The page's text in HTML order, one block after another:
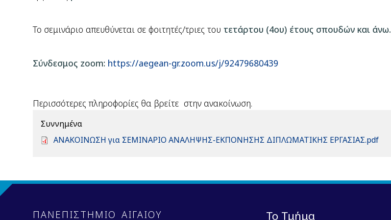
Το σεμινάριο απευθύνεται σε φοιτητές/τριες του τετάρτου (4ου) έτους σπουδών και άνω.
Σύνδεσμος zoom: https://aegean-gr.zoom.us/j/92479680439
Περισσότερες πληροφορίες θα βρείτε στην ανακοίνωση.
Συννημένα
D
n
ΑΝΑΚΟΙΝΩΣΗ για ΣΕΜΙΝΑΡΙΟ ΑΝΑΛΗΨΗΣ-ΕΚΠΟΝΗΣΗΣ ΔΙΠΛΩΜΑΤΙΚΗΣ ΕΡΓΑΣΙΑΣ.pdf
ΠΑΝΕΠΙΣΤΗΜΙΟ ΑΙΓΑΙΟΥ Το Τμήμα